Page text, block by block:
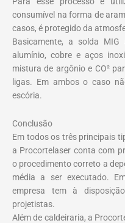
consumível na forma de
casos, é protegido da
Basicamente, a solda
alumínio, cobre e aços
mistura de argônio e CO²
ligas. Em ambos o caso
escória.
Conclusão
Em todos os três principais
a Procortelaser conta com
o procedimento correto a
média a ser executado.
empresa tem à
projetistas.
Além de caldeiraria, a